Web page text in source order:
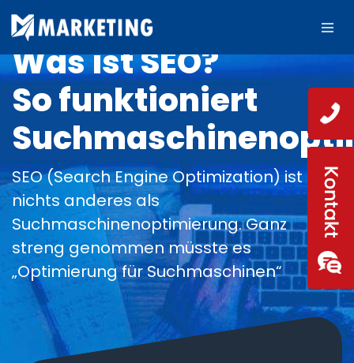
Was ist SEO?
So funktioniert
SEO (Search Engine Optimization) ist
nichts anderes als
Suchmaschinenoptimierung. Ganz
streng genommen müsste es
„Optimierung für Suchmaschinen“